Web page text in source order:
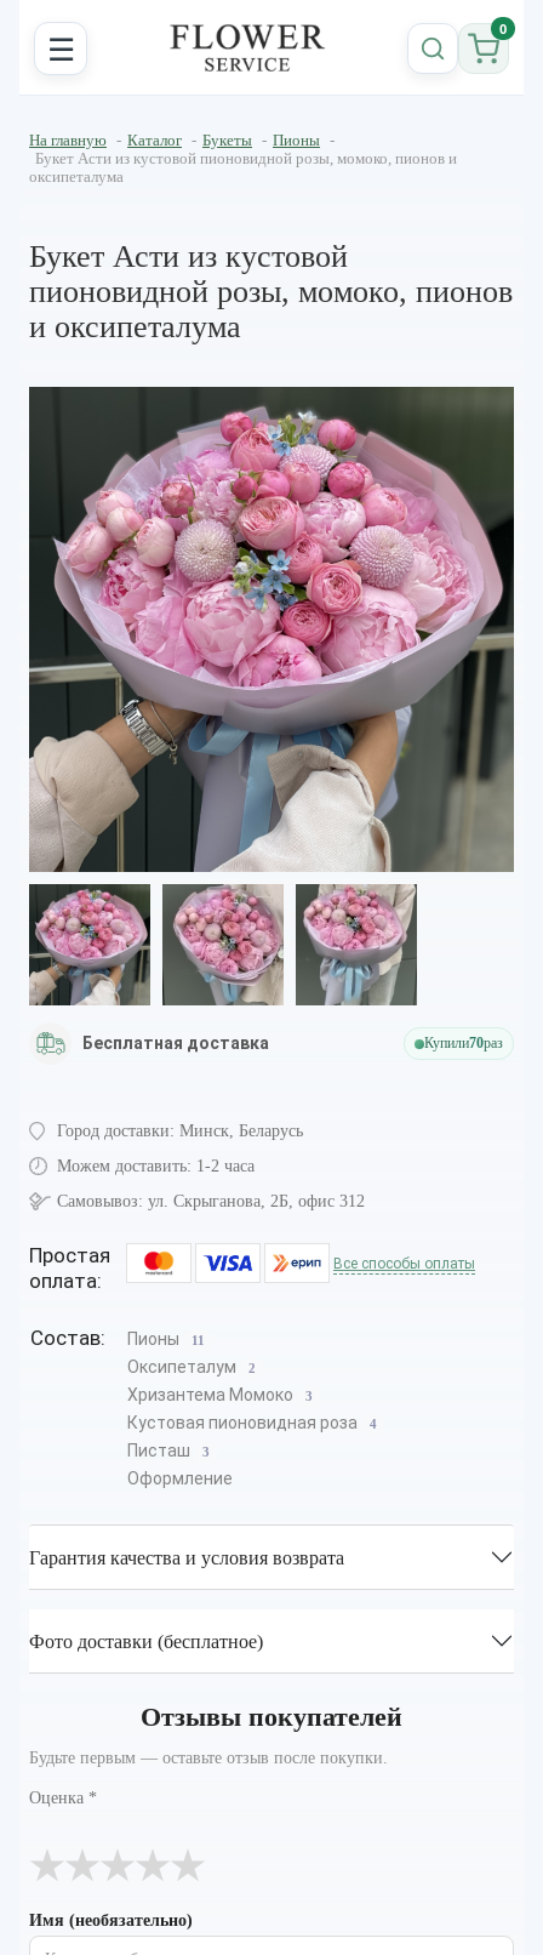
☰ 0
На главную - Каталог - Букеты - Пионы -
Букет Асти из кустовой пионовидной розы, момоко, пионов и
оксипеталума
Букет Асти из кустовой
пионовидной розы, момоко, пионов
и оксипеталума
Бесплатная доставка Купили70раз
Город доставки: Минск, Беларусь
Можем доставить: 1-2 часа
Самовывоз: ул. Скрыганова, 2Б, офис 312
Простая
оплата:
Все способы оплаты
Состав: Пионы 11
Оксипеталум 2
Хризантема Момоко 3
Кустовая пионовидная роза 4
Писташ 3
Оформление
Гарантия качества и условия возврата
Фото доставки (бесплатное)
Отзывы покупателей
Будьте первым — оставьте отзыв после покупки.
Оценка *
★
★
★
★
★
Имя (необязательно)